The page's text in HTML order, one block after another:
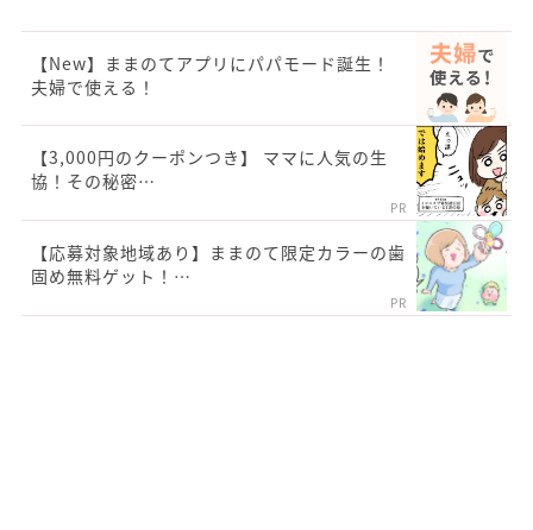
【New】ままのてアプリにパパモード誕生！
夫婦で使える！
【3,000円のクーポンつき】 ママに人気の生
協！その秘密…
PR
【応募対象地域あり】ままのて限定カラーの歯
固め無料ゲット！…
PR